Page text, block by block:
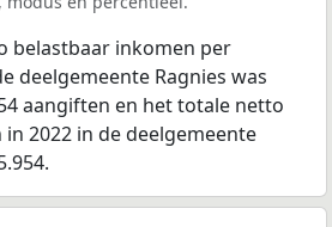
belastbaar inkomen per
deelgemeente Ragnies was
aangiften en het totale netto
2022 in de deelgemeente